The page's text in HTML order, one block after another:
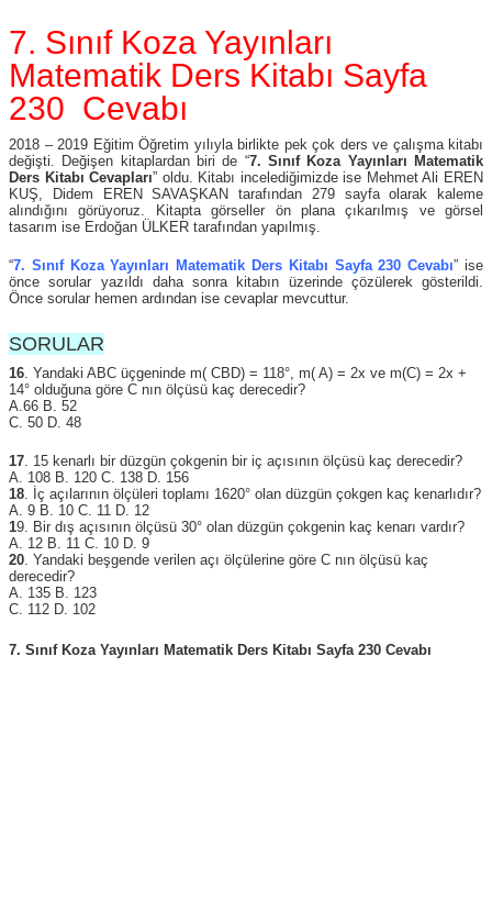
7. Sınıf Koza Yayınları
Matematik Ders Kitabı Sayfa
230 Cevabı
2018 – 2019 Eğitim Öğretim yılıyla birlikte pek çok ders ve çalışma kitabı
değişti. Değişen kitaplardan biri de “7. Sınıf Koza Yayınları Matematik
Ders Kitabı Cevapları” oldu. Kitabı incelediğimizde ise Mehmet Ali EREN
KUŞ, Didem EREN SAVAŞKAN tarafından 279 sayfa olarak kaleme
alındığını görüyoruz. Kitapta görseller ön plana çıkarılmış ve görsel
tasarım ise Erdoğan ÜLKER tarafından yapılmış.
“7. Sınıf Koza Yayınları Matematik Ders Kitabı Sayfa 230 Cevabı” ise
önce sorular yazıldı daha sonra kitabın üzerinde çözülerek gösterildi.
Önce sorular hemen ardından ise cevaplar mevcuttur.
SORULAR
16. Yandaki ABC üçgeninde m( CBD) = 118°, m( A) = 2x ve m(C) = 2x +
14° olduğuna göre C nın ölçüsü kaç derecedir?
A.66 B. 52
C. 50 D. 48
17. 15 kenarlı bir düzgün çokgenin bir iç açısının ölçüsü kaç derecedir?
A. 108 B. 120 C. 138 D. 156
18. İç açılarının ölçüleri toplamı 1620° olan düzgün çokgen kaç kenarlıdır?
A. 9 B. 10 C. 11 D. 12
19. Bir dış açısının ölçüsü 30° olan düzgün çokgenin kaç kenarı vardır?
A. 12 B. 11 C. 10 D. 9
20. Yandaki beşgende verilen açı ölçülerine göre C nın ölçüsü kaç
derecedir?
A. 135 B. 123
C. 112 D. 102
7. Sınıf Koza Yayınları Matematik Ders Kitabı Sayfa 230 Cevabı